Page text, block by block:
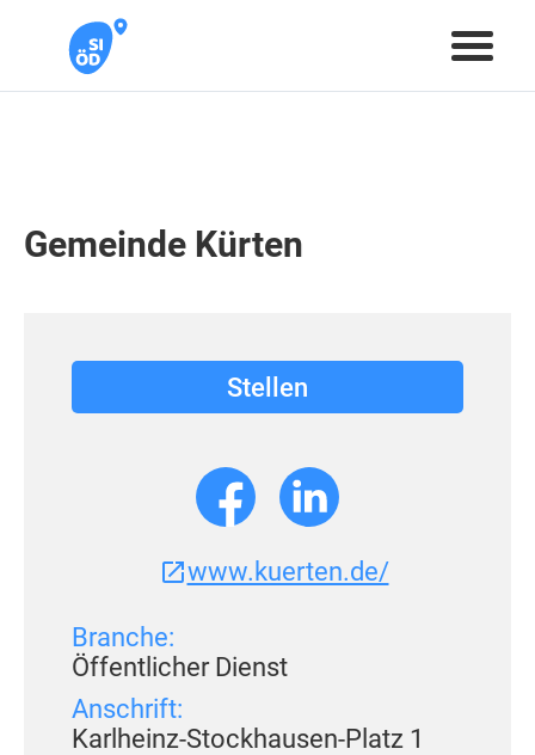
Gemeinde Kürten
Stellen
www.kuerten.de/
Branche:
Öffentlicher Dienst
Anschrift:
Karlheinz-Stockhausen-Platz 1